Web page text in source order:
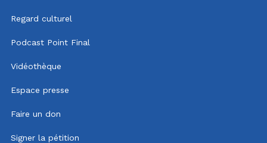
Regard culturel
Podcast Point Final
Vidéothèque
Espace presse
Faire un don
Signer la pétition